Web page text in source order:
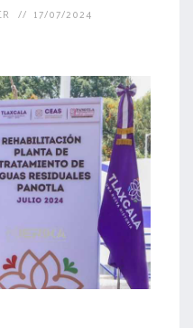
17/07/2024